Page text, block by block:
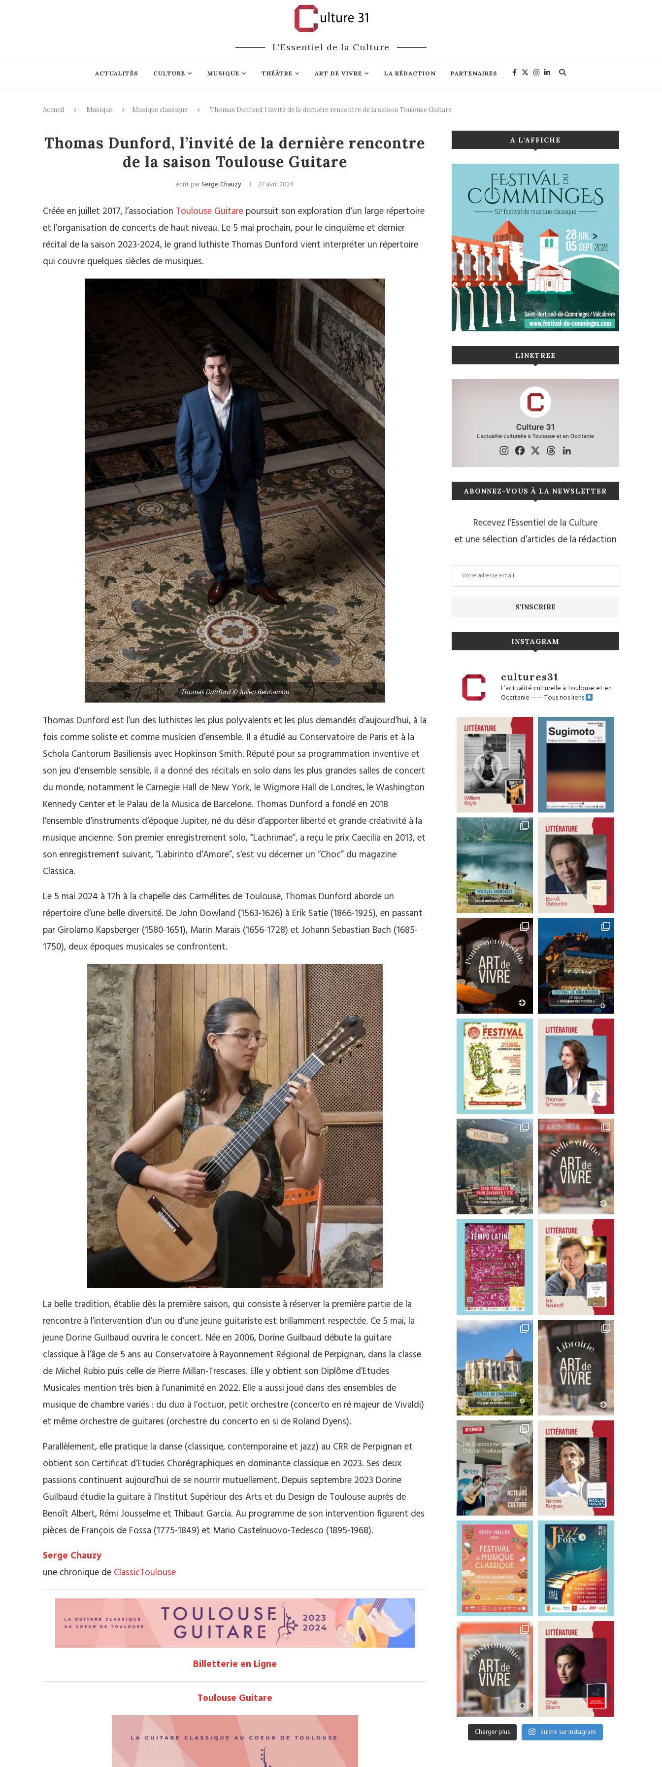
L'Essentiel de la Culture
ACTUALITÉS CULTURE MUSIQUE THÉÂTRE ART DE VIVRE LA RÉDACTION PARTENAIRES
Accueil Musique Musique classique Thomas Dunford, l’invité de la dernière rencontre de la saison Toulouse Guitare
Musique classique
Thomas Dunford, l’invité de la dernière rencontre
de la saison Toulouse Guitare
écrit parSerge Chauzy 27 avril 2024
Créée en juillet 2017, l’association Toulouse Guitare poursuit son exploration d’un large répertoire
et l’organisation de concerts de haut niveau. Le 5 mai prochain, pour le cinquième et dernier
récital de la saison 2023-2024, le grand luthiste Thomas Dunford vient interpréter un répertoire
qui couvre quelques siècles de musiques.
Thomas Dunford © Julien Benhamou
Thomas Dunford est l’un des luthistes les plus polyvalents et les plus demandés d’aujourd’hui, à la
fois comme soliste et comme musicien d’ensemble. Il a étudié au Conservatoire de Paris et à la
Schola Cantorum Basiliensis avec Hopkinson Smith. Réputé pour sa programmation inventive et
son jeu d’ensemble sensible, il a donné des récitals en solo dans les plus grandes salles de concert
du monde, notamment le Carnegie Hall de New York, le Wigmore Hall de Londres, le Washington
Kennedy Center et le Palau de la Musica de Barcelone. Thomas Dunford a fondé en 2018
l’ensemble d’instruments d’époque Jupiter, né du désir d’apporter liberté et grande créativité à la
musique ancienne. Son premier enregistrement solo, “Lachrimae”, a reçu le prix Caecilia en 2013, et
son enregistrement suivant, “Labirinto d’Amore”, s’est vu décerner un “Choc” du magazine
Classica.
Le 5 mai 2024 à 17h à la chapelle des Carmélites de Toulouse, Thomas Dunford aborde un
répertoire d’une belle diversité. De John Dowland (1563-1626) à Erik Satie (1866-1925), en passant
par Girolamo Kapsberger (1580-1651), Marin Marais (1656-1728) et Johann Sebastian Bach (1685-
1750), deux époques musicales se confrontent.
La belle tradition, établie dès la première saison, qui consiste à réserver la première partie de la
rencontre à l’intervention d’un ou d’une jeune guitariste est brillamment respectée. Ce 5 mai, la
jeune Dorine Guilbaud ouvrira le concert. Née en 2006, Dorine Guilbaud débute la guitare
classique à l’âge de 5 ans au Conservatoire à Rayonnement Régional de Perpignan, dans la classe
de Michel Rubio puis celle de Pierre Millan-Trescases. Elle y obtient son Diplôme d’Etudes
Musicales mention très bien à l’unanimité en 2022. Elle a aussi joué dans des ensembles de
musique de chambre variés : du duo à l’octuor, petit orchestre (concerto en ré majeur de Vivaldi)
et même orchestre de guitares (orchestre du concerto en si de Roland Dyens).
Parallèlement, elle pratique la danse (classique, contemporaine et jazz) au CRR de Perpignan et
obtient son Certificat d’Etudes Chorégraphiques en dominante classique en 2023. Ses deux
passions continuent aujourd’hui de se nourrir mutuellement. Depuis septembre 2023 Dorine
Guilbaud étudie la guitare à l’Institut Supérieur des Arts et du Design de Toulouse auprès de
Benoît Albert, Rémi Jousselme et Thibaut Garcia. Au programme de son intervention figurent des
pièces de François de Fossa (1775-1849) et Mario Castelnuovo-Tedesco (1895-1968).
Serge Chauzy
une chronique de ClassicToulouse
Billetterie en Ligne
Toulouse Guitare
A L’AFFICHE
LINKTREE
ABONNEZ-VOUS À LA NEWSLETTER
Recevez l’Essentiel de la Culture
et une sélection d’articles de la rédaction
INSTAGRAM
cultures31
L’actualité culturelle à Toulouse et en
Occitanie——Tous nos liens
Charger plus Suivre sur Instagram